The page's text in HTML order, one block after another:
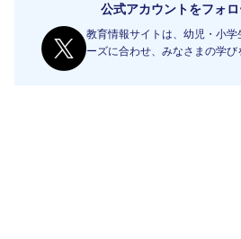
公式アカウントをフォロ
教育情報サイトは、幼児・小学
ーズに合わせ、みなさまの学び